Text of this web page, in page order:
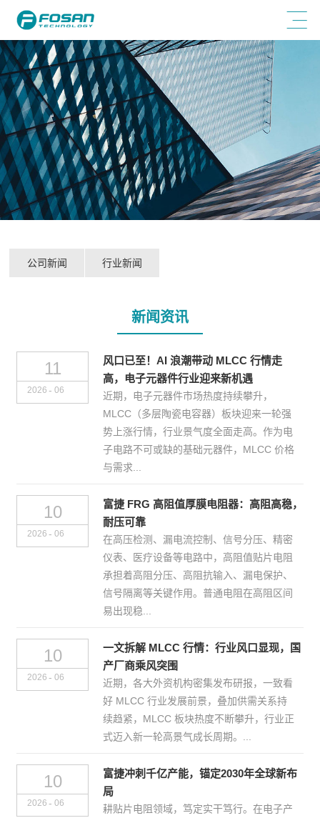
公司新闻 行业新闻
新闻资讯
11
2026 - 06
风口已至！AI 浪潮带动 MLCC 行情走
高，电子元器件行业迎来新机遇
近期，电子元器件市场热度持续攀升，
MLCC（多层陶瓷电容器）板块迎来一轮强
势上涨行情，行业景气度全面走高。作为电
子电路不可或缺的基础元器件，MLCC 价格
与需求...
10
2026 - 06
富捷 FRG 高阻值厚膜电阻器：高阻高稳，
耐压可靠
在高压检测、漏电流控制、信号分压、精密
仪表、医疗设备等电路中，高阻值贴片电阻
承担着高阻分压、高阻抗输入、漏电保护、
信号隔离等关键作用。普通电阻在高阻区间
易出现稳...
10
2026 - 06
一文拆解 MLCC 行情：行业风口显现，国
产厂商乘风突围
近期，各大外资机构密集发布研报，一致看
好 MLCC 行业发展前景，叠加供需关系持
续趋紧，MLCC 板块热度不断攀升，行业正
式迈入新一轮高景气成长周期。...
10
2026 - 06
富捷冲刺千亿产能，锚定2030年全球新布
局
耕贴片电阻领域，笃定实干笃行。在电子产